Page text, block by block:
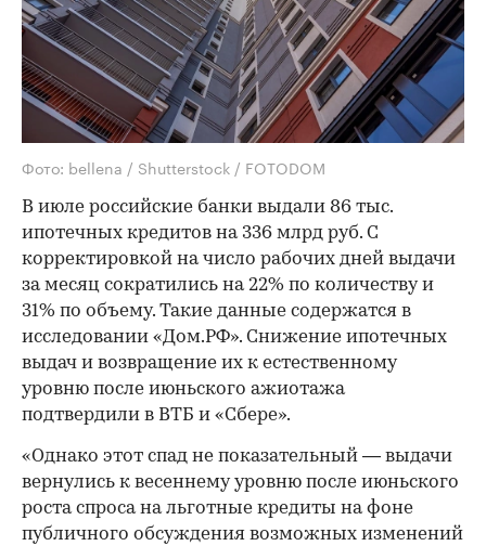
Фото: bellena / Shutterstock / FOTODOM
В июле российские банки выдали 86 тыс.
ипотечных кредитов на 336 млрд руб. С
корректировкой на число рабочих дней выдачи
за месяц сократились на 22% по количеству и
31% по объему. Такие данные содержатся в
исследовании «Дом.РФ». Снижение ипотечных
выдач и возвращение их к естественному
уровню после июньского ажиотажа
подтвердили в ВТБ и «Сбере».
«Однако этот спад не показательный — выдачи
вернулись к весеннему уровню после июньского
роста спроса на льготные кредиты на фоне
публичного обсуждения возможных изменений